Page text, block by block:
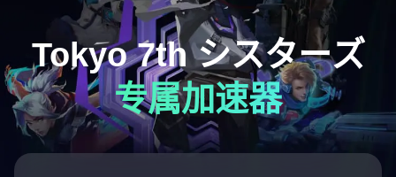
Tokyo 7th シスターズ
专属加速器